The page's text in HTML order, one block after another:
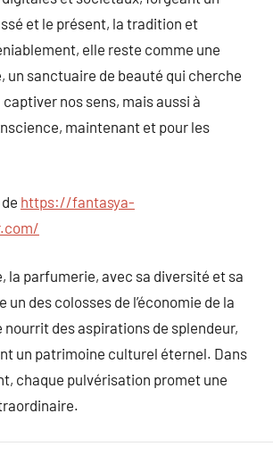
et le présent, la tradition et
elle reste comme une
un sanctuaire de beauté qui cherche
nos sens, mais aussi à
maintenant et pour les
https://fantasya-
la parfumerie, avec sa diversité et sa
des colosses de l’économie de la
des aspirations de splendeur,
un patrimoine culturel éternel. Dans
chaque pulvérisation promet une